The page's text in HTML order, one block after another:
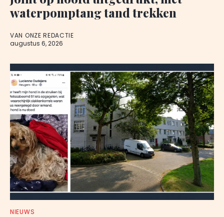
waterpomptang tand trekken
VAN ONZE REDACTIE
augustus 6, 2026
NIEUWS